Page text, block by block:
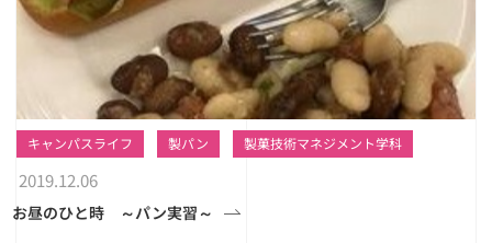
キャンパスライフ 製パン 製菓技術マネジメント学科
2019.12.06
お昼のひと時 ～パン実習～